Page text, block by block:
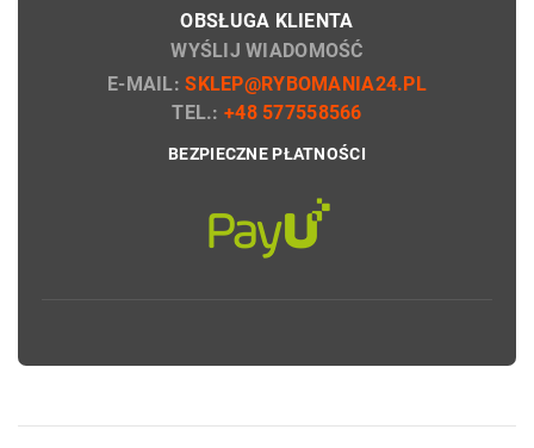
OBSŁUGA KLIENTA
WYŚLIJ WIADOMOŚĆ
E-MAIL:SKLEP@RYBOMANIA24.PL
TEL.:+48 577558566
BEZPIECZNE PŁATNOŚCI